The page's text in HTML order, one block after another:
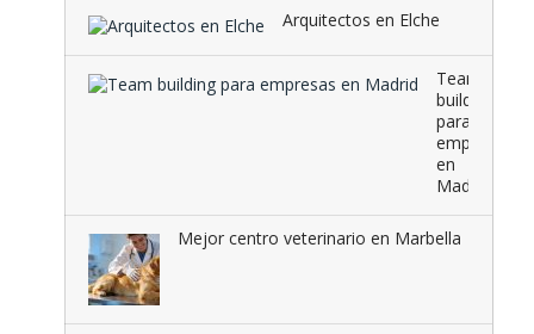
Arquitectos en Elche
Team
building
para
empresas
en
Madrid
Mejor centro veterinario en Marbella